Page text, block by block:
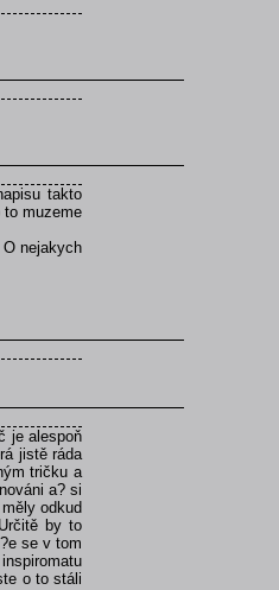
takto
to muzeme
nejakych
je alespoň
jistě ráda
tričku a
a? si
odkud
by to
se v tom
o to stáli